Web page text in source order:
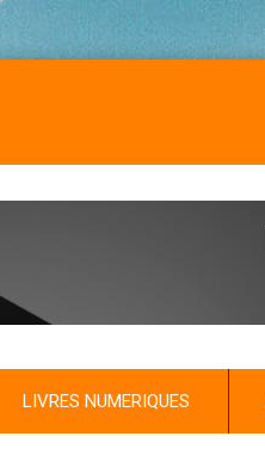
LIVRES NUMERIQUES